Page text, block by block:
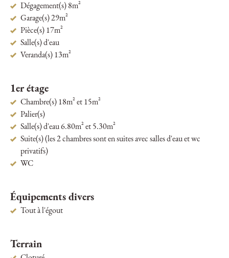
Dégagement(s) 8m²
Garage(s) 29m²
Pièce(s) 17m²
Salle(s) d'eau
Veranda(s) 13m²
1er étage
Chambre(s) 18m² et 15m²
Palier(s)
Salle(s) d'eau 6.80m² et 5.30m²
Suite(s) (les 2 chambres sont en suites avec salles d'eau et wc
privatifs)
WC
Équipements divers
Tout à l'égout
Terrain